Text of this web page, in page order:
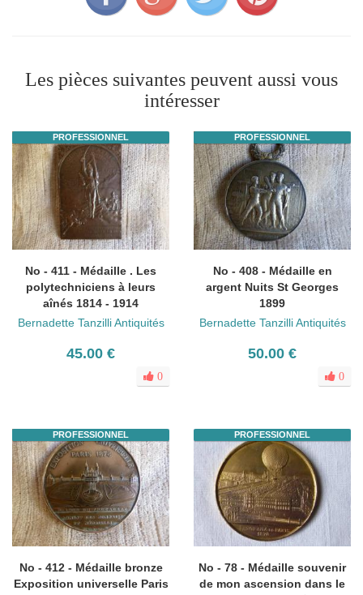
Les pièces suivantes peuvent aussi vous
intéresser
PROFESSIONNEL
No - 411 - Médaille . Les
polytechniciens à leurs
aînés 1814 - 1914
Bernadette Tanzilli Antiquités
45.00 €
0
PROFESSIONNEL
No - 408 - Médaille en
argent Nuits St Georges
1899
Bernadette Tanzilli Antiquités
50.00 €
0
PROFESSIONNEL
No - 412 - Médaille bronze
Exposition universelle Paris
PROFESSIONNEL
No - 78 - Médaille souvenir
de mon ascension dans le